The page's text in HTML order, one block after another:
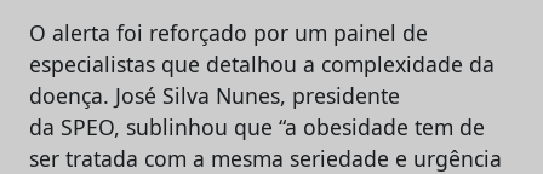
O alerta foi reforçado por um painel de
especialistas que detalhou a complexidade da
doença. José Silva Nunes, presidente
da SPEO, sublinhou que “a obesidade tem de
ser tratada com a mesma seriedade e urgência